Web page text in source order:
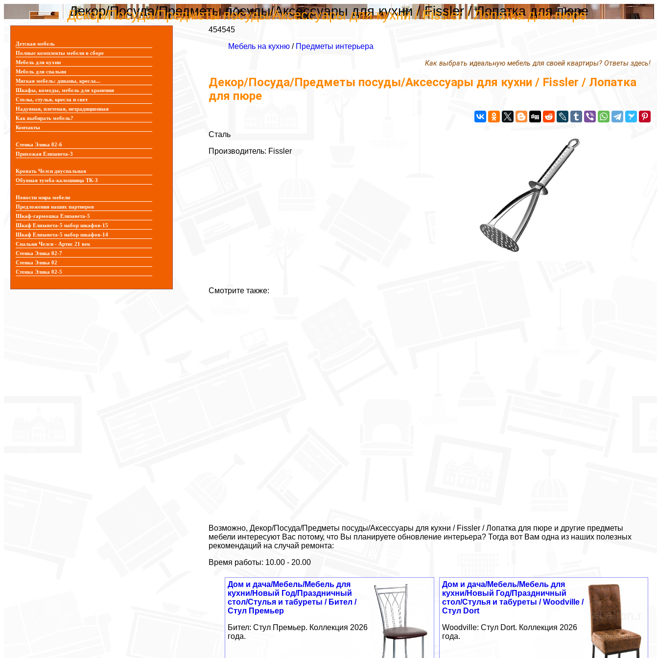
Декор/Посуда/Предметы посуды/Аксессуары для кухни / Fissler / Лопатка для пюре
Декор/Посуда/Предметы посуды/Аксессуары для кухни / Fissler / Лопатка для пюре
454545
Мебель на кухню / Предметы интерьера
Как выбрать идеальную мебель для своей квартиры? Ответы здесь!
Декор/Посуда/Предметы посуды/Аксессуары для кухни / Fissler / Лопатка
для пюре
Сталь
Производитель: Fissler
Смотрите также:
Возможно, Декор/Посуда/Предметы посуды/Аксессуары для кухни / Fissler / Лопатка для пюре и другие предметы
мебели интересуют Вас потому, что Вы планируете обновление интерьера? Тогда вот Вам одна из наших полезных
рекомендаций на случай ремонта:
Время работы: 10.00 - 20.00
Дом и дача/Мебель/Мебель для
кухни/Новый Год/Праздничный
стол/Стулья и табуреты / Woodville /
Стул Dort
Woodville: Стул Dort. Коллекция 2026
года.
Дом и дача/Мебель/Мебель для
кухни/Новый Год/Праздничный
стол/Стулья и табуреты / Бител /
Стул Премьер
Бител: Стул Премьер. Коллекция 2026
года.
Детская мебель
Полные комплекты мебели в сборе
Мебель для кухни
Мебель для спальни
Мягкая мебель: диваны, кресла...
Шкафы, комоды, мебель для хранения
Столы, стулья, кресла и свет
Надувная, плетеная, нетрадиционная
Как выбирать мебель?
Контакты
Стенка Элика 02-6
Прихожая Елизавета-3
Кровать Челси двуспальная
Обувная тумба-калошница ТК-3
Новости мира мебели
Предложения наших партнеров
Шкаф-гармошка Елизавета-5
Шкаф Елизавета-5 набор шкафов-15
Шкаф Елизавета-5 набор шкафов-14
Спальня Челси - Артис 21 век
Стенка Элика 02-7
Стенка Элика 02
Стенка Элика 02-5